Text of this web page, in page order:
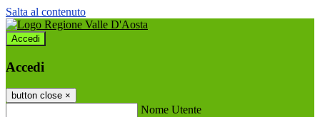
Salta al contenuto
Accedi
Accedi
button close ×
Nome Utente